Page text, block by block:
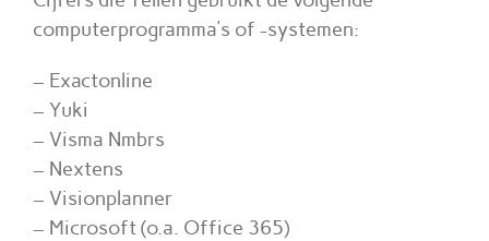
computerprogramma’s of -systemen:
– Exactonline
– Yuki
– Visma Nmbrs
– Nextens
– Visionplanner
– Microsoft (o.a. Office 365)